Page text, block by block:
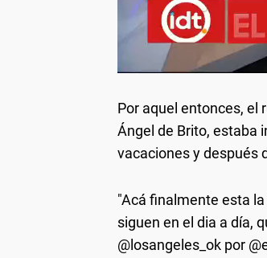
Por aquel entonces, el
Ángel de Brito, estaba
vacaciones y después
"Acá finalmente esta
siguen en el dia a día,
@losangeles_ok por